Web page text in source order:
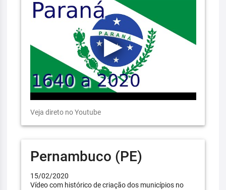
Veja direto no Youtube
Pernambuco (PE)
15/02/2020
Vídeo com histórico de criação dos municípios no